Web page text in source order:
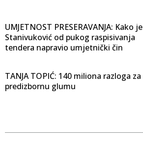
UMJETNOST PRESERAVANJA: Kako je
Stanivuković od pukog raspisivanja
tendera napravio umjetnički čin
TANJA TOPIĆ: 140 miliona razloga za
predizbornu glumu